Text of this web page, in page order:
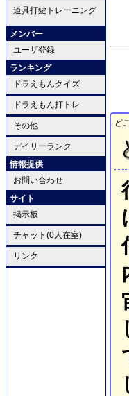
道具打鍵トレーニング
メンバー
ユーザ登録
ランキング
ドラえもんクイズ
ドラえもん打トレ
その他
デイリーランク
情報提供
お問い合わせ
サイト
掲示板
チャット(0人在室)
リンク
ど